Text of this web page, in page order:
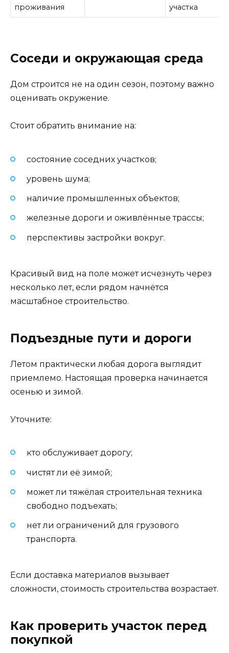
проживания
участка
Соседи и окружающая среда
Дом строится не на один сезон, поэтому важно
оценивать окружение.
Стоит обратить внимание на:
состояние соседних участков;
уровень шума;
наличие промышленных объектов;
железные дороги и оживлённые трассы;
перспективы застройки вокруг.
Красивый вид на поле может исчезнуть через
несколько лет, если рядом начнётся
масштабное строительство.
Подъездные пути и дороги
Летом практически любая дорога выглядит
приемлемо. Настоящая проверка начинается
осенью и зимой.
Уточните:
кто обслуживает дорогу;
чистят ли её зимой;
может ли тяжёлая строительная техника
свободно подъехать;
нет ли ограничений для грузового
транспорта.
Если доставка материалов вызывает
сложности, стоимость строительства возрастает.
Как проверить участок перед
покупкой